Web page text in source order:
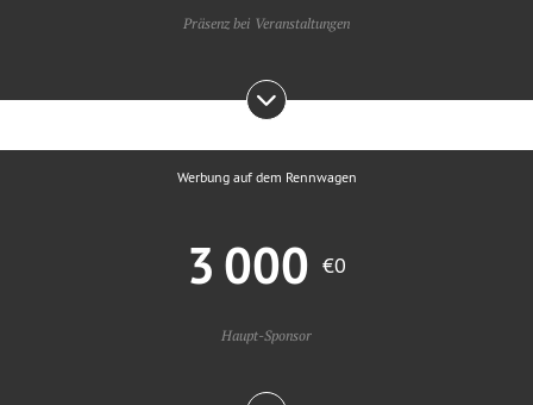
Präsenz bei Veranstaltungen
Werbung auf dem Rennwagen
3 000 €0
Haupt-Sponsor